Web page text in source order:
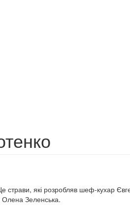
страви, які розробляв шеф-кухар
Зеленська.